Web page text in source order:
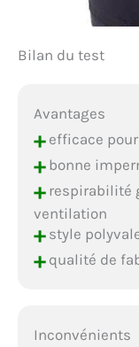
Bilan du test
Avantages
+efficace
+bonne
+respirabilité
ventilation
+style
+qualité de
Inconvénients